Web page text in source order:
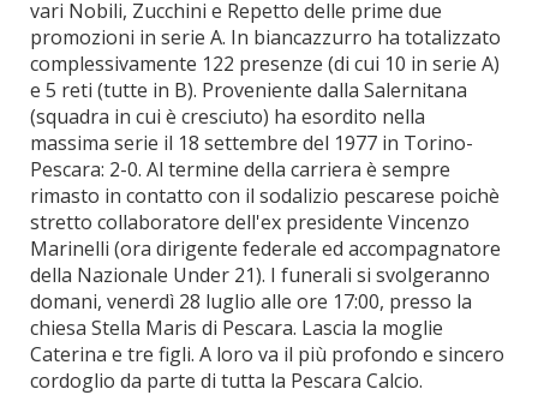
vari Nobili, Zucchini e Repetto delle prime due
promozioni in serie A. In biancazzurro ha totalizzato
complessivamente 122 presenze (di cui 10 in serie A)
e 5 reti (tutte in B). Proveniente dalla Salernitana
(squadra in cui è cresciuto) ha esordito nella
massima serie il 18 settembre del 1977 in Torino-
Pescara: 2-0. Al termine della carriera è sempre
rimasto in contatto con il sodalizio pescarese poichè
stretto collaboratore dell'ex presidente Vincenzo
Marinelli (ora dirigente federale ed accompagnatore
della Nazionale Under 21). I funerali si svolgeranno
domani, venerdì 28 luglio alle ore 17:00, presso la
chiesa Stella Maris di Pescara. Lascia la moglie
Caterina e tre figli. A loro va il più profondo e sincero
cordoglio da parte di tutta la Pescara Calcio.